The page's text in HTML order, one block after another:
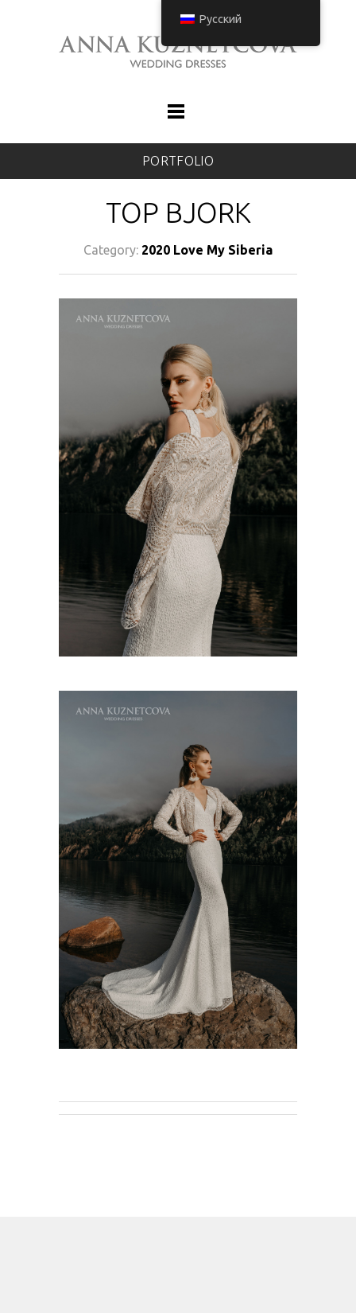
PORTFOLIO
TOP BJORK
Category: 2020 Love My Siberia
Русский